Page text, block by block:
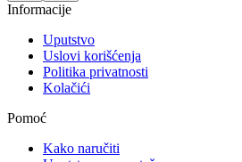
Informacije
Uputstvo
Uslovi korišćenja
Politika privatnosti
Kolačići
Pomoć
Kako naručiti